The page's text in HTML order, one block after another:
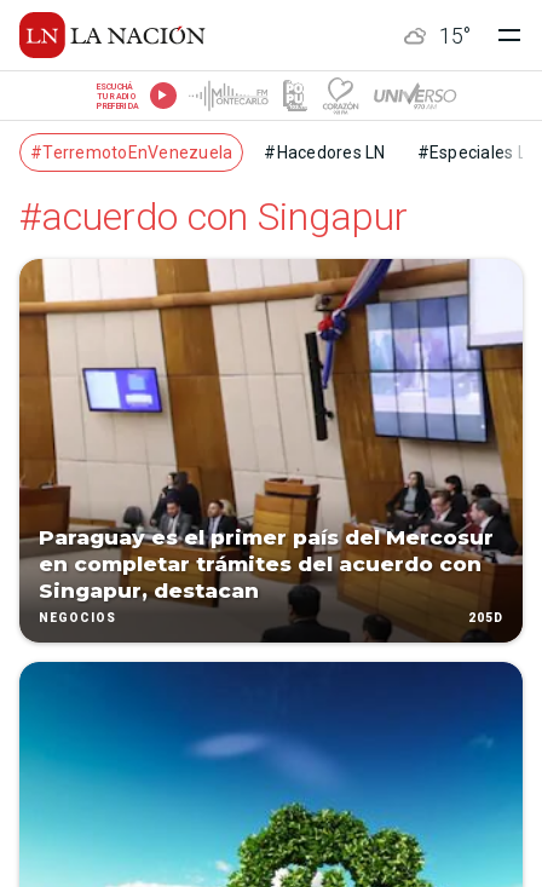
15°
ESCUCHÁ
TU RADIO
PREFERIDA
#TerremotoEnVenezuela #Hacedores LN #Especiales LN
#acuerdo con Singapur
Paraguay es el primer país del Mercosur
en completar trámites del acuerdo con
Singapur, destacan
NEGOCIOS 205D